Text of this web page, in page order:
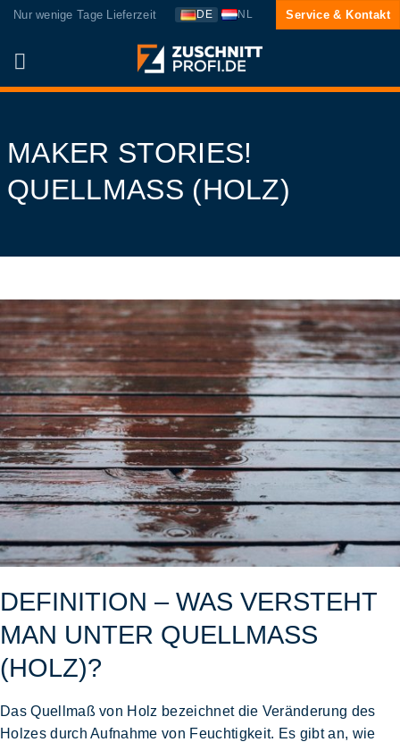
Zum
springen
Nur wenige Tage Lieferzeit DE NL Service & Kontakt
MAKER STORIES!
QUELLMASS (HOLZ)
DEFINITION – WAS VERSTEHT
MAN UNTER QUELLMASS (
HOLZ)?
Das Quellmaß von Holz bezeichnet die Veränderung des
Holzes durch Aufnahme von Feuchtigkeit. Es gibt an, wie